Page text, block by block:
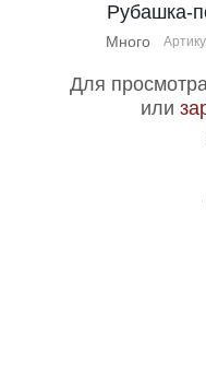
Рубашка-
Много
Для
или